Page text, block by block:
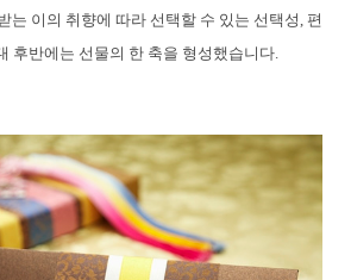
는 이의 취향에 따라 선택할 수 있는 선택성, 편
후반에는 선물의 한 축을 형성했습니다.